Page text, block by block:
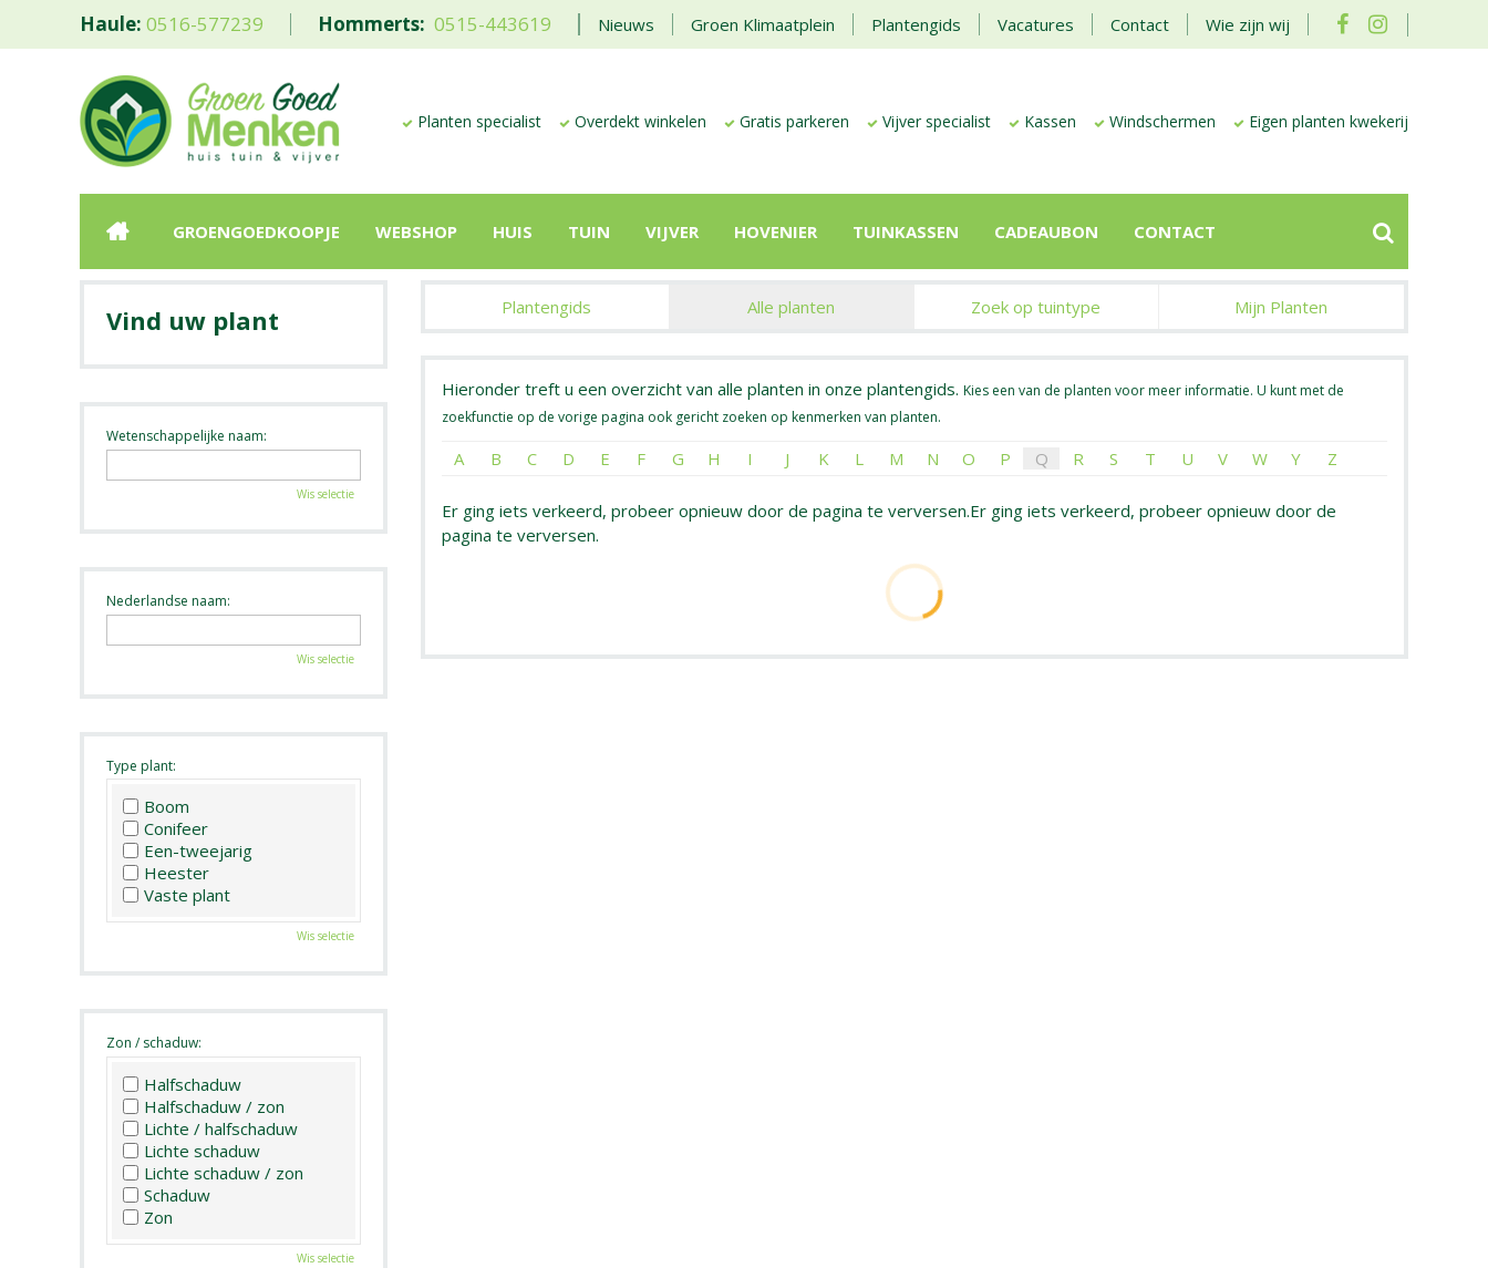
Haule: 0516-577239 Hommerts: 0515-443619 Nieuws Groen Klimaatplein Plantengids Vacatures Contact Wie zijn wij
Planten specialist Overdekt winkelen Gratis parkeren Vijver specialist Kassen Windschermen Eigen planten kwekerij
GROENGOEDKOOPJE WEBSHOP HUIS TUIN VIJVER HOVENIER TUINKASSEN CADEAUBON CONTACT
Plantengids Alle planten Zoek op tuintype Mijn Planten
Hieronder treft u een overzicht van alle planten in onze plantengids. Kies een van de planten voor meer informatie. U kunt met de
zoekfunctie op de vorige pagina ook gericht zoeken op kenmerken van planten.
A B C D E F G H I J K L M N O P Q R S T U V W Y Z
Er ging iets verkeerd, probeer opnieuw door de pagina te verversen.Er ging iets verkeerd, probeer opnieuw door de
pagina te verversen.
Vind uw plant
Wetenschappelijke naam:
Wis selectie
Nederlandse naam:
Wis selectie
Type plant:
Boom
Conifeer
Een-tweejarig
Heester
Vaste plant
Wis selectie
Zon / schaduw:
Halfschaduw
Halfschaduw / zon
Lichte / halfschaduw
Lichte schaduw
Lichte schaduw / zon
Schaduw
Zon
Wis selectie